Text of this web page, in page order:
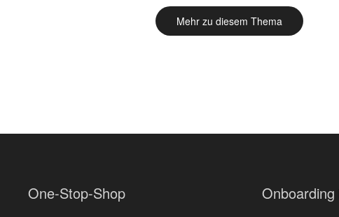
Mehr zu diesem Thema
One-Stop-Shop